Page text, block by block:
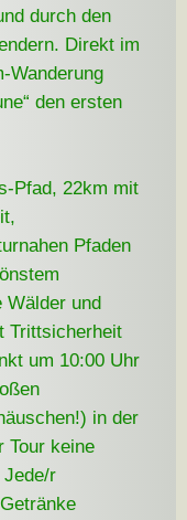
durch den
Direkt im
Wanderung
den ersten
Pfad, 22km mit
Pfaden
Wälder und
Trittsicherheit
um 10:00 Uhr
in der
Tour keine
Jede/r